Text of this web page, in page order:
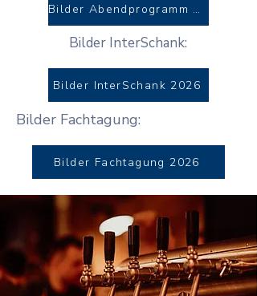
Bilder Abendprogramm 2026
Bilder InterSchank:
Bilder InterSchank 2026
Bilder Fachtagung:
Bilder Fachtagung 2026